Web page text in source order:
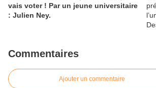
vais voter ! Par un jeune universitaire
: Julien Ney.
Commentaires
Ajouter un commentaire